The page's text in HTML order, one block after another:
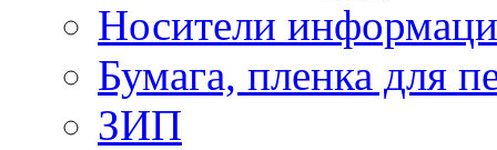
Носители
Бумага, пленка для
ЗИП